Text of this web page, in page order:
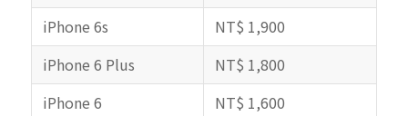
iPhone 6s
NT$ 1,900
iPhone 6 Plus
NT$ 1,800
iPhone 6
NT$ 1,600